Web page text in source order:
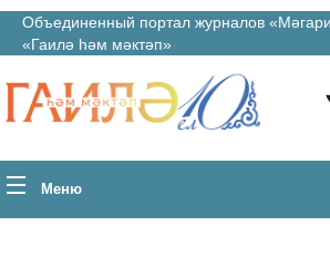
Объединенный портал журналов
«Гаилә һәм мәктәп»
Меню